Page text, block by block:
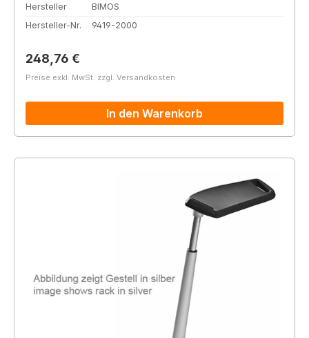
Hersteller
BIMOS
Hersteller-Nr.
9419-2000
Regulärer Preis:
248,76 €
Preise exkl. MwSt. zzgl. Versandkosten
In den Warenkorb